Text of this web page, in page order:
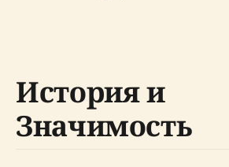
История и
Значимость